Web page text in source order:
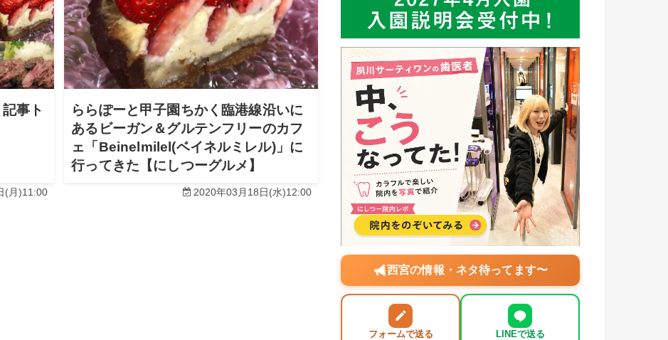
事ト
(月)11:00
ららぽーと甲子園ちかく臨港線沿いに
あるビーガン＆グルテンフリーのカフ
ェ「Beinelmilel(ベイネルミレル)」に
行ってきた【にしつーグルメ】
2020年03月18日(水)12:00
西宮の情報・ネタ待ってます〜
フォームで送る LINEで送る